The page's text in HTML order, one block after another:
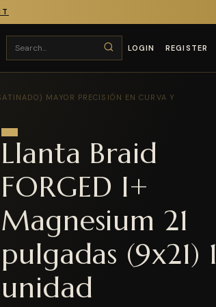
LOGIN REGISTER
MAYOR PRECISIÓN EN CURVA Y
Llanta Braid
FORGED I+
Magnesium 21
pulgadas (9x21) 1
unidad